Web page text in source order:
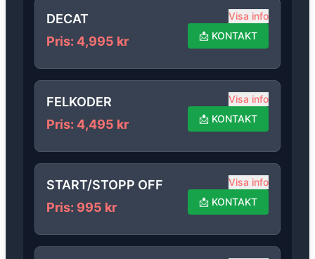
DECAT
Pris: 4,995 kr
Visa info
📩 KONTAKT
FELKODER
Pris: 4,495 kr
Visa info
📩 KONTAKT
START/STOPP OFF
Pris: 995 kr
Visa info
📩 KONTAKT